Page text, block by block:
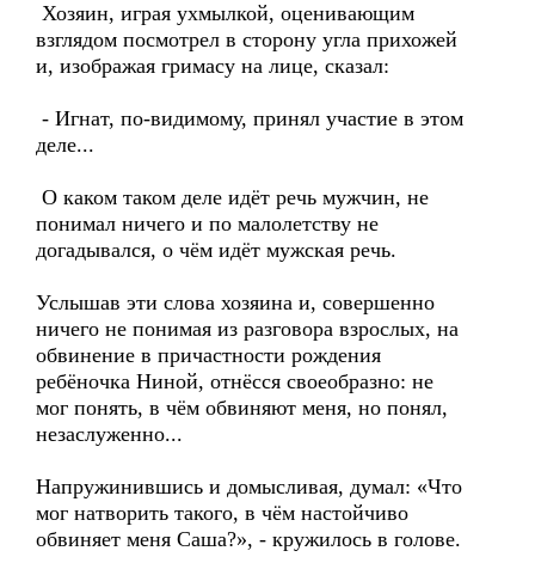
Хозяин, играя ухмылкой, оценивающим
взглядом посмотрел в сторону угла прихожей
и, изображая гримасу на лице, сказал:
- Игнат, по-видимому, принял участие в этом
деле...
О каком таком деле идёт речь мужчин, не
понимал ничего и по малолетству не
догадывался, о чём идёт мужская речь.
Услышав эти слова хозяина и, совершенно
ничего не понимая из разговора взрослых, на
обвинение в причастности рождения
ребёночка Ниной, отнёсся своеобразно: не
мог понять, в чём обвиняют меня, но понял,
незаслуженно...
Напружинившись и домысливая, думал: «Что
мог натворить такого, в чём настойчиво
обвиняет меня Саша?», - кружилось в голове.